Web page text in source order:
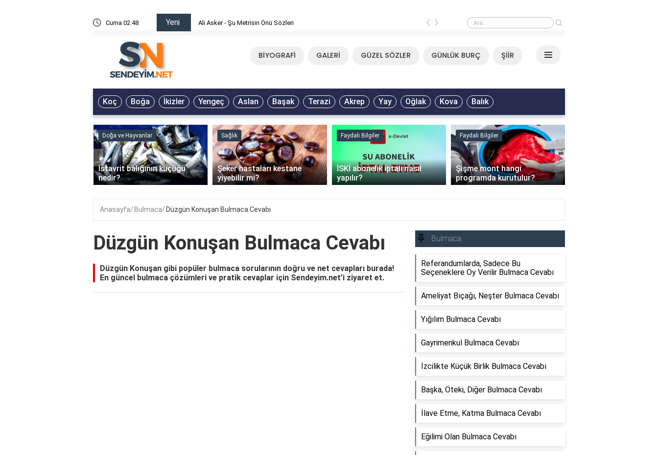
Cuma 02:48 Yeni Ali Asker - Şu Metrisin Önü Sözleri Mirkelam - Tavla Sözleri
‹ ›
BİYOGRAFİ GALERİ GÜZEL SÖZLER GÜNLÜK BURÇ ŞİİR
Koç Boğa İkizler Yengeç Aslan Başak Terazi Akrep Yay Oğlak Kova Balık
Doğa ve Hayvanlar
İstavrit balığının küçüğü
nedir?
Sağlık
Şeker hastaları kestane
yiyebilir mi?
Faydalı Bilgiler
İSKİ abonelik iptali nasıl
yapılır?
Faydalı Bilgiler
Şişme mont hangi
programda kurutulur?
‹ ›
Anasayfa Bulmaca Düzgün Konuşan Bulmaca Cevabı
Düzgün Konuşan Bulmaca Cevabı
Düzgün Konuşan gibi popüler bulmaca sorularının doğru ve net cevapları burada!
En güncel bulmaca çözümleri ve pratik cevaplar için Sendeyim.net’i ziyaret et.
Bulmaca
Referandumlarda, Sadece Bu
Seçeneklere Oy Verilir Bulmaca Cevabı
Ameliyat Bıçağı, Neşter Bulmaca Cevabı
Yığılım Bulmaca Cevabı
Gayrimenkul Bulmaca Cevabı
İzcilikte Küçük Birlik Bulmaca Cevabı
Başka, Öteki, Diğer Bulmaca Cevabı
İlave Etme, Katma Bulmaca Cevabı
Eğilimi Olan Bulmaca Cevabı